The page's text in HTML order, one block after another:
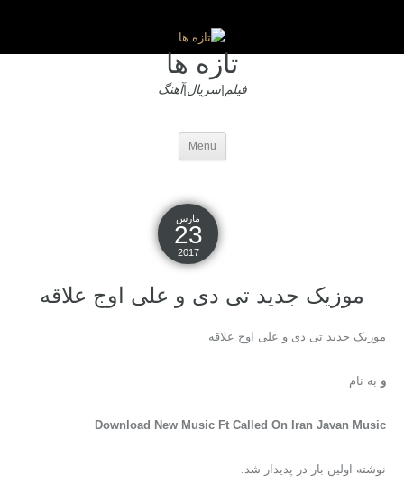
تازه ها
فیلم|سریال|آهنگ
Menu
مارس
23
2017
موزیک جدید تی دی و علی اوج علاقه
موزیک جدید تی دی و علی اوج علاقه
و به نام
Download New Music Ft Called On Iran Javan Music
نوشته اولین بار در پدیدار شد.